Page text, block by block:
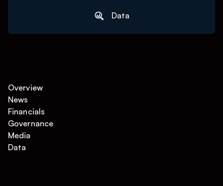
Data
Overview
News
Financials
Governance
Media
Data